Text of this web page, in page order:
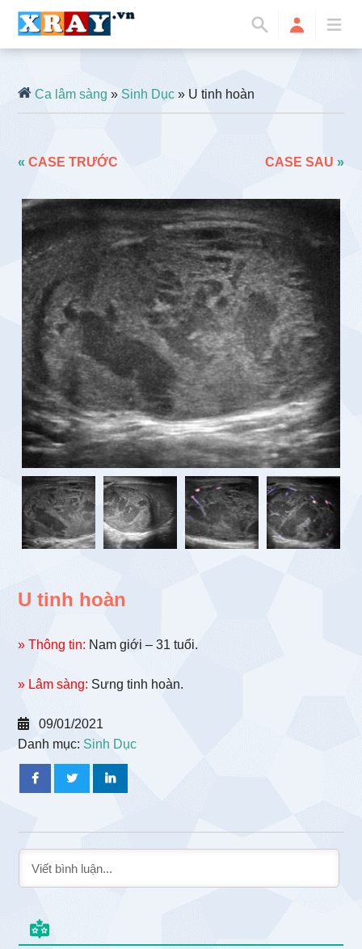
Ca lâm sàng »Sinh Dục » U tinh hoàn
«CASE TRƯỚC CASE SAU »
U tinh hoàn
» Thông tin: Nam giới – 31 tuổi.
» Lâm sàng: Sưng tinh hoàn.
09/01/2021
Danh mục:Sinh Dục